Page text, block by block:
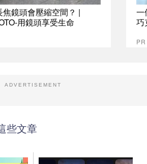
焦鏡頭會壓縮空間？ |
用鏡頭享受生命
一
巧
ADVERTISEMENT
些文章